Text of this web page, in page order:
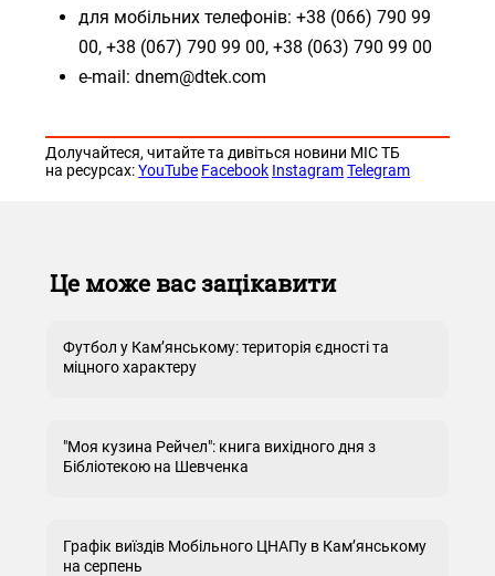
для мобільних телефонів: +38 (066) 790 99
00, +38 (067) 790 99 00, +38 (063) 790 99 00
e-mail: dnem@dtek.com
Долучайтеся, читайте та дивіться новини МІС ТБ
на ресурсах:YouTube Facebook Instagram Telegram
Це може вас зацікавити
Футбол у Кам’янському: територія єдності та
міцного характеру
"Моя кузина Рейчел": книга вихідного дня з
Бібліотекою на Шевченка
Графік виїздів Мобільного ЦНАПу в Кам’янському
на серпень